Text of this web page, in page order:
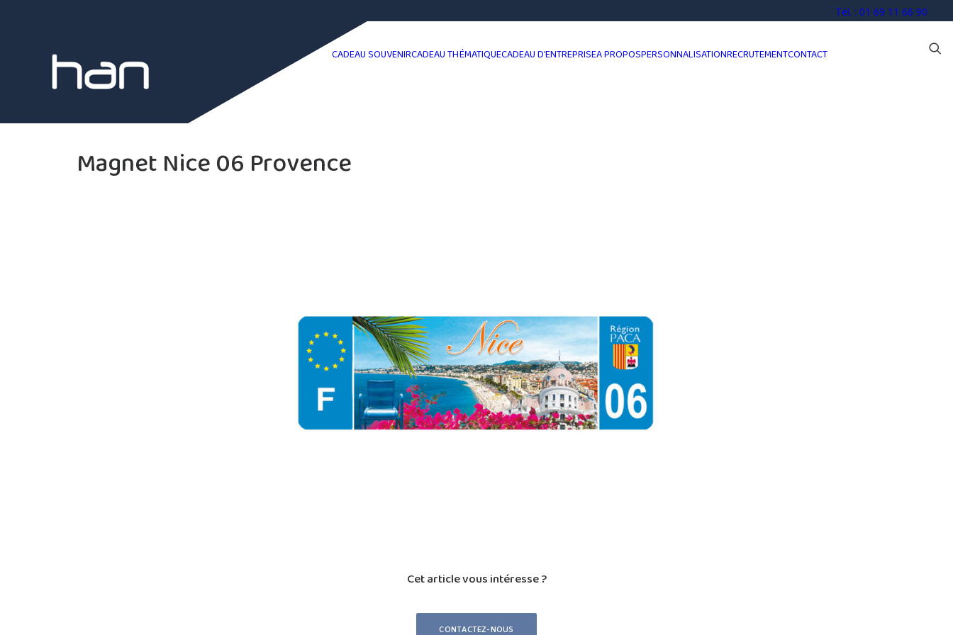
Tél. : 01 69 11 66 90
CADEAU SOUVENIRCADEAU THÉMATIQUECADEAU D’ENTREPRISEA PROPOSPERSONNALISATIONRECRUTEMENTCONTACT
Magnet Nice 06 Provence
Cet article vous intéresse ?
CONTACTEZ-NOUS